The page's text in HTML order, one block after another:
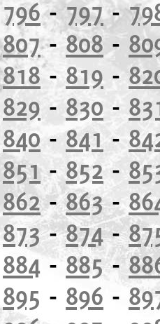
796-797-
807-808-
818-819 -
829 - 830 -
840 - 841 -
851- 852-
862-863-
873-874-
884- 885-
895 - 896 -